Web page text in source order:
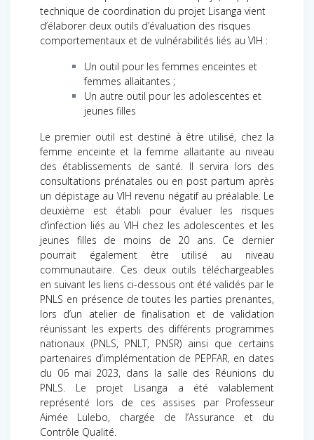
technique de coordination du projet Lisanga vient
d’élaborer deux outils d’évaluation des risques
comportementaux et de vulnérabilités liés au VIH :
Un outil pour les femmes enceintes et
femmes allaitantes ;
Un autre outil pour les adolescentes et
jeunes filles
Le premier outil est destiné à être utilisé, chez la
femme enceinte et la femme allaitante au niveau
des établissements de santé. Il servira lors des
consultations prénatales ou en post partum après
un dépistage au VIH revenu négatif au préalable. Le
deuxième est établi pour évaluer les risques
d’infection liés au VIH chez les adolescentes et les
jeunes filles de moins de 20 ans. Ce dernier
pourrait également être utilisé au niveau
communautaire. Ces deux outils téléchargeables
en suivant les liens ci-dessous ont été validés par le
PNLS en présence de toutes les parties prenantes,
lors d’un atelier de finalisation et de validation
réunissant les experts des différents programmes
nationaux (PNLS, PNLT, PNSR) ainsi que certains
partenaires d’implémentation de PEPFAR, en dates
du 06 mai 2023, dans la salle des Réunions du
PNLS. Le projet Lisanga a été valablement
représenté lors de ces assises par Professeur
Aimée Lulebo, chargée de l’Assurance et du
Contrôle Qualité.